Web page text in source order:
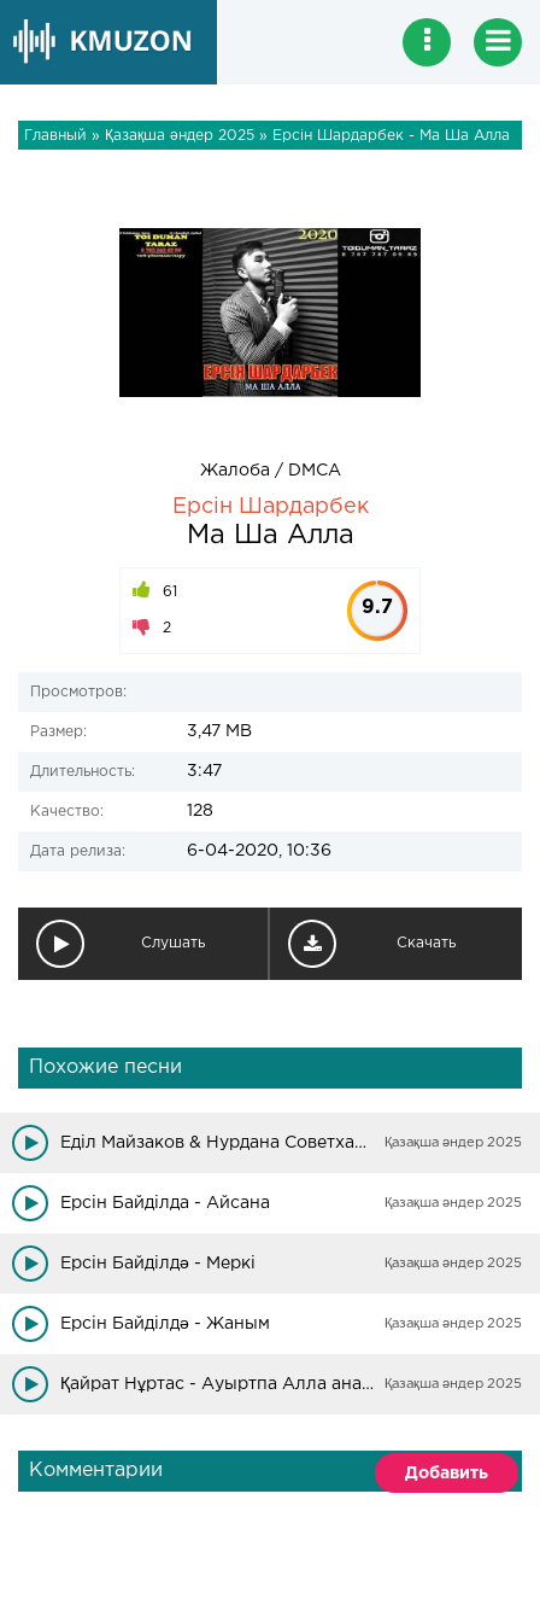
Главный » Қазақша әндер 2025 » Ерсін Шардарбек - Ма Ша Алла
Жалоба / DMCA
Ерсін Шардарбек
Ма Ша Алла
61
2
9.7
Просмотров:
Размер: 3,47 MB
Длительность: 3:47
Качество: 128
Дата релиза: 6-04-2020, 10:36
Слушать Скачать
Похожие песни
Еділ Майзаков & Нурдана Советханова - Ата-ана үшін ғұмыр бер, Алла Қазақша әндер 2025
Ерсін Байділда - Айсана Қазақша әндер 2025
Ерсін Байділдә - Меркі Қазақша әндер 2025
Ерсін Байділдә - Жаным Қазақша әндер 2025
Қайрат Нұртас - Ауыртпа Алла анамды Қазақша әндер 2025
Комментарии Добавить